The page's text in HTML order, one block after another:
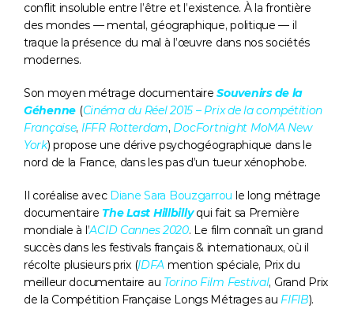
conflit insoluble entre l’être et l’existence. À la frontière
des mondes — mental, géographique, politique — il
traque la présence du mal à l’œuvre dans nos sociétés
modernes.
Son moyen métrage documentaire Souvenirs de la
Géhenne (Cinéma du Réel 2015 – Prix de la compétition
Française, IFFR Rotterdam, DocFortnight MoMA New
York) propose une dérive psychogéographique dans le
nord de la France, dans les pas d’un tueur xénophobe.
Il coréalise avec Diane Sara Bouzgarrou le long métrage
documentaire The Last Hillbilly qui fait sa Première
mondiale à l’ACID Cannes 2020. Le film connaît un grand
succès dans les festivals français & internationaux, où il
récolte plusieurs prix (IDFA mention spéciale, Prix du
meilleur documentaire au Torino Film Festival, Grand Prix
de la Compétition Française Longs Métrages au FIFIB